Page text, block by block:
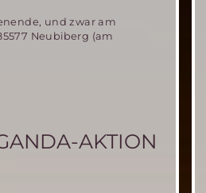
und zwar am
Neubiberg (am
AKTION